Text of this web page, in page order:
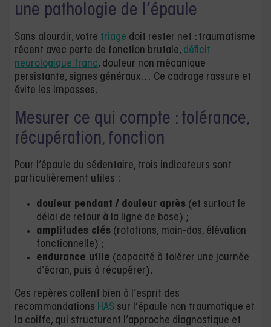
une pathologie de l’épaule
Sans alourdir, votre triage doit rester net : traumatisme
récent avec perte de fonction brutale, déficit
neurologique franc, douleur non mécanique
persistante, signes généraux… Ce cadrage rassure et
évite les impasses.
Mesurer ce qui compte : tolérance,
récupération, fonction
Pour l’épaule du sédentaire, trois indicateurs sont
particulièrement utiles :
douleur pendant / douleur après (et surtout le
délai de retour à la ligne de base) ;
amplitudes clés (rotations, main-dos, élévation
fonctionnelle) ;
endurance utile (capacité à tolérer une journée
d’écran, puis à récupérer).
Ces repères collent bien à l’esprit des
recommandations HAS sur l’épaule non traumatique et
la coiffe, qui structurent l’approche diagnostique et